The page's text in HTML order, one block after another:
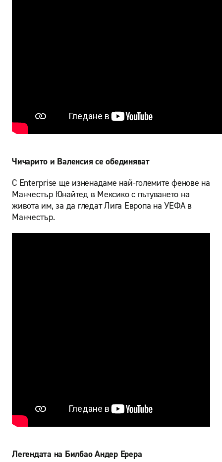
Чичарито и Валенсия се обединяват
С Enterprise ще изненадаме най-големите фенове на
Манчестър Юнайтед в Мексико с пътуването на
живота им, за да гледат Лига Европа на УЕФА в
Манчестър.
Легендата на Билбао Андер Ерера